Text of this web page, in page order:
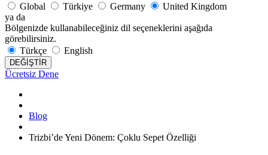
Global
Türkiye Germany
United Kingdom
ya da
Bölgenizde kullanabileceğiniz dil seçeneklerini aşağıda
görebilirsiniz.
Türkçe
English
DEĞİŞTİR
Ücretsiz Dene
Blog
Trizbi’de Yeni Dönem: Çoklu Sepet Özelliği